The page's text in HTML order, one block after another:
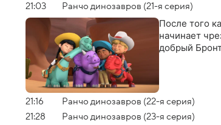
21:03
Ранчо динозавров (21-я серия)
После того
начинает
добрый
21:16
Ранчо динозавров (22-я серия)
21:28
Ранчо динозавров (23-я серия)